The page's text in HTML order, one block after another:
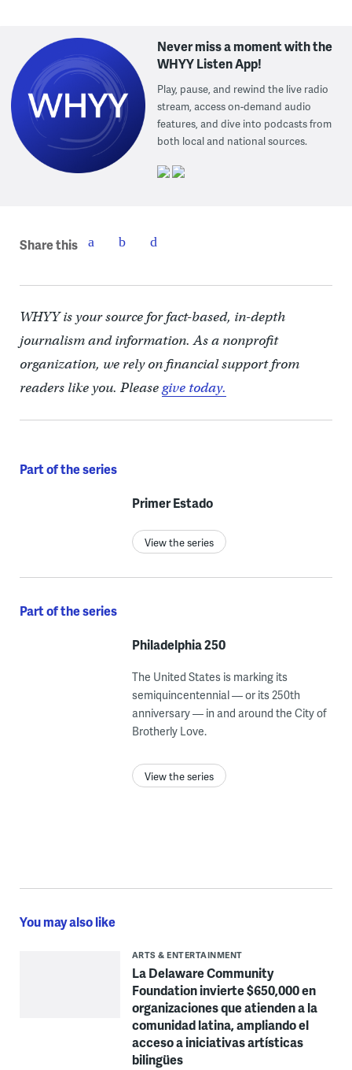
Never miss a moment with the
WHYY Listen App!
Play, pause, and rewind the live radio
stream, access on-demand audio
features, and dive into podcasts from
both local and national sources.
Share this
WHYY is your source for fact-based, in-depth
journalism and information. As a nonprofit
organization, we rely on financial support from
readers like you. Pleasegive today.
Part of the series
Primer Estado
View the series
Part of the series
Philadelphia 250
The United States is marking its
semiquincentennial — or its 250th
anniversary — in and around the City of
Brotherly Love.
View the series
You may also like
ARTS & ENTERTAINMENT
La Delaware Community
Foundation invierte $650,000 en
organizaciones que atienden a la
comunidad latina, ampliando el
acceso a iniciativas artísticas
bilingües